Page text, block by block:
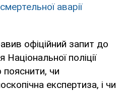
аварії
офіційний запит до
поліції
чи
експертиза, і чи